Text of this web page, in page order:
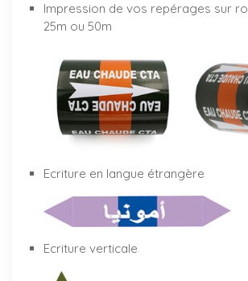
Impression de vos repérages sur
25m ou 50m
Ecriture en langue étrangère
Ecriture verticale